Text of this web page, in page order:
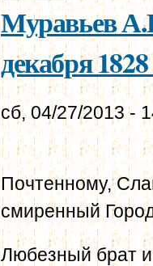
Муравьев
декабря 1828
сб, 04/27/2013 -
Почтенному,
смиренный
Любезный брат